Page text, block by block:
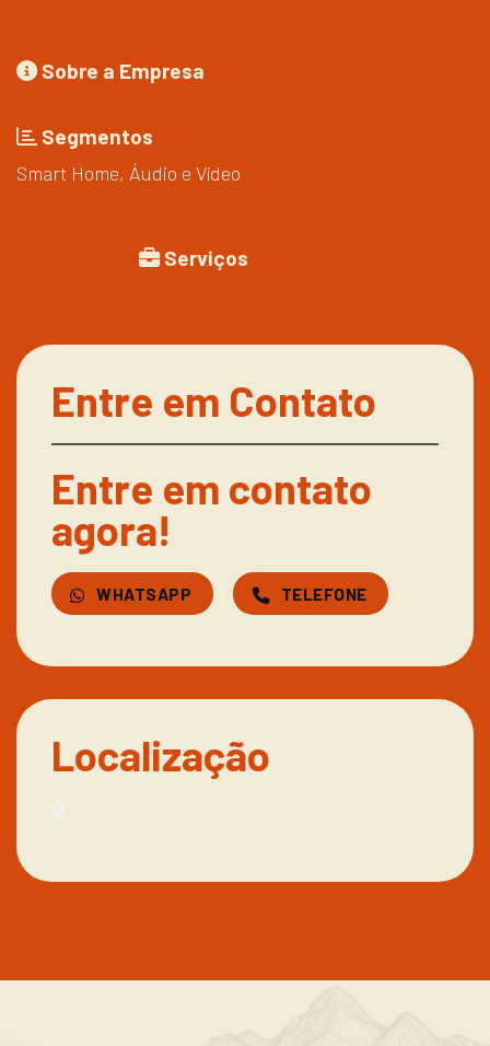
Sobre a Empresa
Segmentos
Smart Home, Áudio e Vídeo
Serviços
Entre em Contato
Entre em contato
agora!
WHATSAPP TELEFONE
Localização